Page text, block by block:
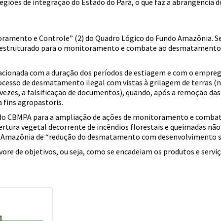
e Controle” (2) do Quadro Lógico do Fundo Amazônia.
para o monitoramento e combate ao
com a duração dos períodos de estiagem e com o
de desmatamento ilegal com vistas à grilagem de terras
a falsificação de documentos), quando, após a remoção
fins agropastoris.
CBMPA para a ampliação de ações de monitoramento e
vegetal decorrente de incêndios florestais e queimadas
de “redução do desmatamento com desenvolvimento
de objetivos, ou seja, como se encadeiam os produtos e